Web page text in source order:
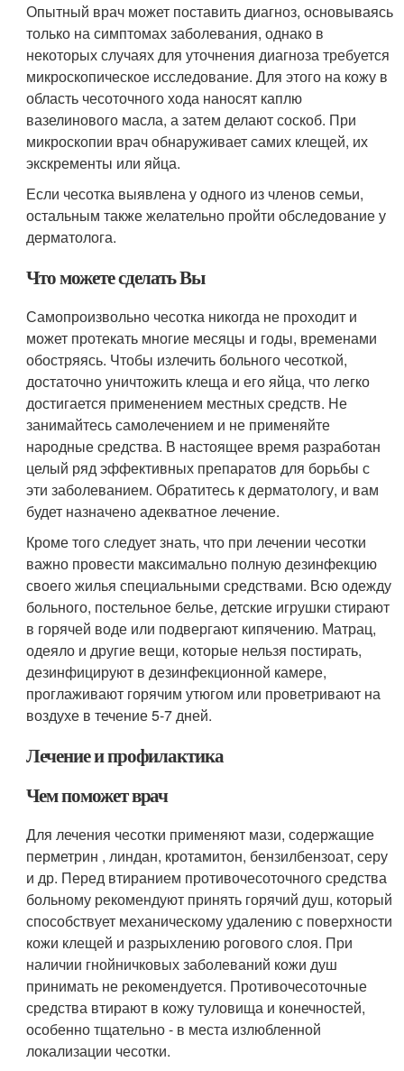
Опытный врач может поставить диагноз, основываясь
только на симптомах заболевания, однако в
некоторых случаях для уточнения диагноза требуется
микроскопическое исследование. Для этого на кожу в
область чесоточного хода наносят каплю
вазелинового масла, а затем делают соскоб. При
микроскопии врач обнаруживает самих клещей, их
экскременты или яйца.
Если чесотка выявлена у одного из членов семьи,
остальным также желательно пройти обследование у
дерматолога.
Что можете сделать Вы
Самопроизвольно чесотка никогда не проходит и
может протекать многие месяцы и годы, временами
обостряясь. Чтобы излечить больного чесоткой,
достаточно уничтожить клеща и его яйца, что легко
достигается применением местных средств. Не
занимайтесь самолечением и не применяйте
народные средства. В настоящее время разработан
целый ряд эффективных препаратов для борьбы с
эти заболеванием. Обратитесь к дерматологу, и вам
будет назначено адекватное лечение.
Кроме того следует знать, что при лечении чесотки
важно провести максимально полную дезинфекцию
своего жилья специальными средствами. Всю одежду
больного, постельное белье, детские игрушки стирают
в горячей воде или подвергают кипячению. Матрац,
одеяло и другие вещи, которые нельзя постирать,
дезинфицируют в дезинфекционной камере,
проглаживают горячим утюгом или проветривают на
воздухе в течение 5-7 дней.
Лечение и профилактика
Чем поможет врач
Для лечения чесотки применяют мази, содержащие
перметрин , линдан, кротамитон, бензилбензоат, серу
и др. Перед втиранием противочесоточного средства
больному рекомендуют принять горячий душ, который
способствует механическому удалению с поверхности
кожи клещей и разрыхлению рогового слоя. При
наличии гнойничковых заболеваний кожи душ
принимать не рекомендуется. Противочесоточные
средства втирают в кожу туловища и конечностей,
особенно тщательно - в места излюбленной
локализации чесотки.